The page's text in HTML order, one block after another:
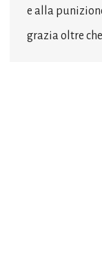
e alla
grazia oltre